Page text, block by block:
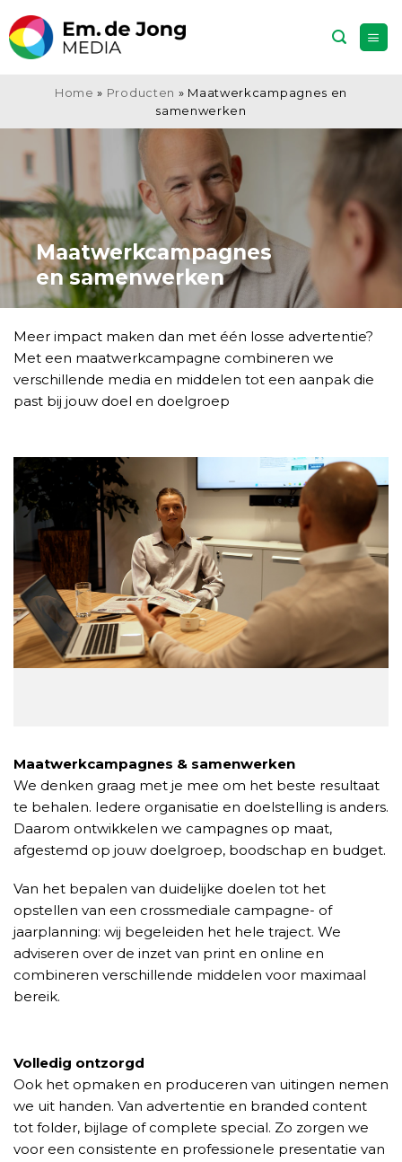
naar
inhoud
Home » Producten » Maatwerkcampagnes en
samenwerken
Maatwerkcampagnes
en samenwerken
Meer impact maken dan met één losse advertentie?
Met een maatwerkcampagne combineren we
verschillende media en middelen tot een aanpak die
past bij jouw doel en doelgroep
Maatwerkcampagnes & samenwerken
We denken graag met je mee om het beste resultaat
te behalen. Iedere organisatie en doelstelling is anders.
Daarom ontwikkelen we campagnes op maat,
afgestemd op jouw doelgroep, boodschap en budget.
Van het bepalen van duidelijke doelen tot het
opstellen van een crossmediale campagne- of
jaarplanning: wij begeleiden het hele traject. We
adviseren over de inzet van print en online en
combineren verschillende middelen voor maximaal
bereik.
Volledig ontzorgd
Ook het opmaken en produceren van uitingen nemen
we uit handen. Van advertentie en branded content
tot folder, bijlage of complete special. Zo zorgen we
voor een consistente en professionele presentatie van